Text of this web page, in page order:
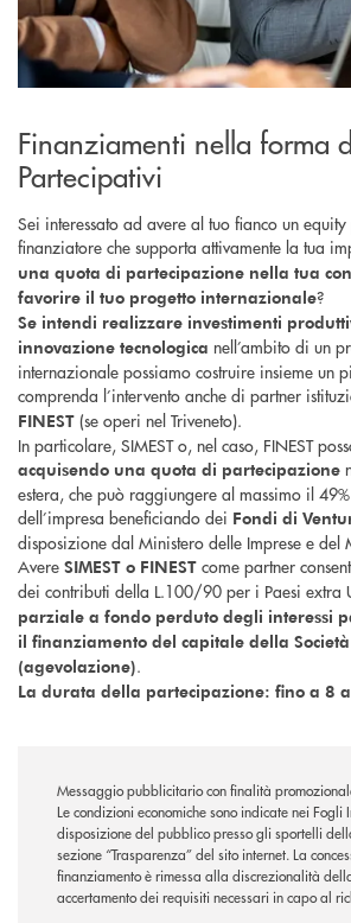
Finanziamenti nella forma
Partecipativi
Sei interessato ad avere al tuo fianco un
finanziatore che supporta attivamente la tua
una quota di partecipazione nella tua
favorire il tuo progetto internazionale?
Se intendi realizzare investimenti
innovazione tecnologica nell’ambito di un
internazionale possiamo costruire insieme un
comprenda l’intervento anche di partner
FINEST (se operi nel Triveneto).
In particolare, SIMEST o, nel caso, FINEST
acquisendo una quota di partecipazione
estera, che può raggiungere al massimo il
dell’impresa beneficiando dei Fondi di
disposizione dal Ministero delle Imprese e del
Avere SIMEST o FINEST come partner
dei contributi della L.100/90 per i Paesi extra
parziale a fondo perduto degli interessi
il finanziamento del capitale della
(agevolazione).
La durata della partecipazione: fino a 8
Messaggio pubblicitario con finalità
Le condizioni economiche sono indicate nei Fogli
disposizione del pubblico presso gli sportelli
sezione “Trasparenza” del sito internet.La
finanziamento è rimessa alla discrezionalità
accertamento dei requisiti necessari in capo al